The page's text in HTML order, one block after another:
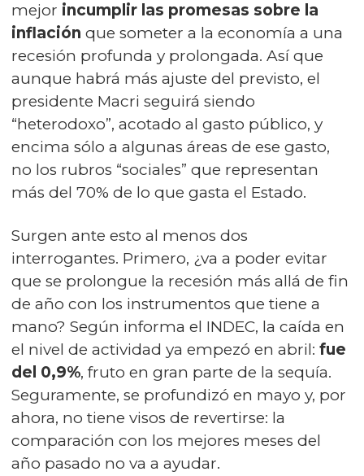
mejor incumplir las promesas sobre la
inflación que someter a la economía a una
recesión profunda y prolongada. Así que
aunque habrá más ajuste del previsto, el
presidente Macri seguirá siendo
“heterodoxo”, acotado al gasto público, y
encima sólo a algunas áreas de ese gasto,
no los rubros “sociales” que representan
más del 70% de lo que gasta el Estado.
Surgen ante esto al menos dos
interrogantes. Primero, ¿va a poder evitar
que se prolongue la recesión más allá de fin
de año con los instrumentos que tiene a
mano? Según informa el INDEC, la caída en
el nivel de actividad ya empezó en abril: fue
del 0,9%, fruto en gran parte de la sequía.
Seguramente, se profundizó en mayo y, por
ahora, no tiene visos de revertirse: la
comparación con los mejores meses del
año pasado no va a ayudar.